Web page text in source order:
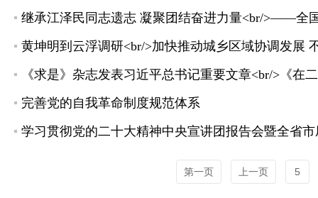
继承江泽民同志遗志 凝聚团结奋进力量<br/>——全
黄坤明到云浮调研<br/>加快推动城乡区域协调发展
完善党的自我革命制度规范体系
第一页 上一页 5